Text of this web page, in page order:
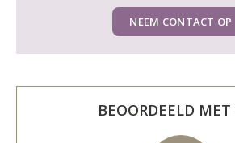
NEEM CONTACT OP
BEOORDEELD MET